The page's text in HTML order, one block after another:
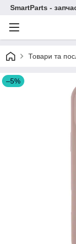
SmartParts -
Товари та
–5%